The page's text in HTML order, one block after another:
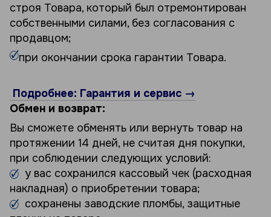
строя Товара, который был отремонтирован
собственными силами, без согласования с
продавцом;
при окончании срока гарантии Товара.
Подробнее: Гарантия и сервис →
Обмен и возврат:
Вы сможете обменять или вернуть товар на
протяжении 14 дней, не считая дня покупки,
при соблюдении следующих условий:
у вас сохранился кассовый чек (расходная
накладная) о приобретении товара;
сохранены заводские пломбы, защитные